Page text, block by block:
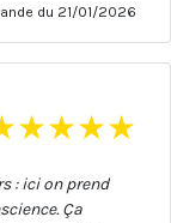
du 21/01/2026
★★★★
: ici on prend
Ça